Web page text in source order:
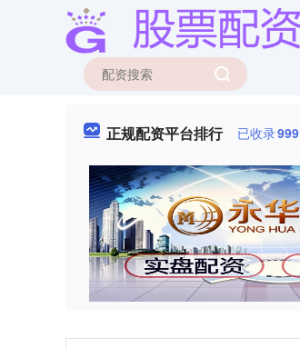
正规配资平台排行 已收录999